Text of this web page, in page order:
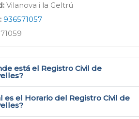
Vilanova i la Geltrú
936571057
está el Registro Civil de
es el Horario del Registro Civil de